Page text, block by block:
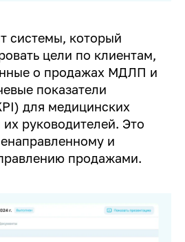
системы, который
цели по клиентам,
о продажах МДЛП и
показатели
для медицинских
руководителей. Это
и
продажами.